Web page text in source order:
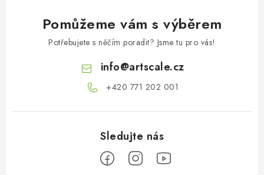
Pomůžeme vám s výběrem
Potřebujete s něčím poradit? Jsme tu pro vás!
info@artscale.cz
+420 771 202 001​